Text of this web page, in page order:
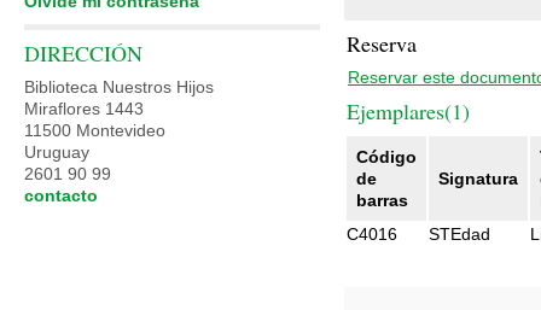
Reserva
Reservar este
Ejemplares(1)
Código
de
barras
Signatura
C4016
STEdad
DIRECCIÓN
Biblioteca Nuestros Hijos
Miraflores 1443
11500 Montevideo
Uruguay
2601 90 99
contacto